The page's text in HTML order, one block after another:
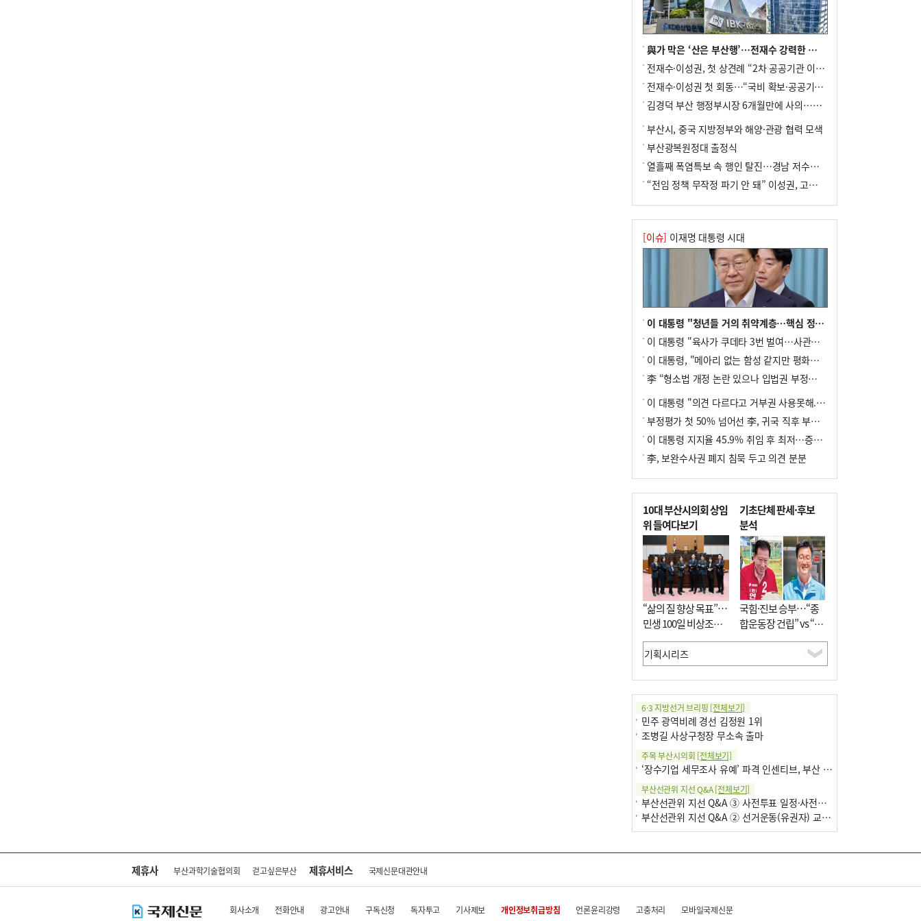
전주보다 3원 ↓
8
[속보] ‘심판 성접대’ 논란 축구협회 공식
사과…“현재는 부적절 행위 없어”
9
서울 중랑구서 흉기 난동…60대 남성 2명
사망
10 "올해 코스피 사이드카 43회 중 25회는 삼
與가 막은 ‘산은 부산행’…전재수 강력한 의지 표명 없인 공염불
전재수·이성권, 첫 상견례 “2차 공공기관 이전 초당 협력”(종합)
전재수·이성권 첫 회동…“국비 확보·공공기관 이전 협력”
김경덕 부산 행정부시장 6개월만에 사의…후임 인선 촉각
부산시, 중국 지방정부와 해양·관광 협력 모색
부산광복원정대 출정식
열흘째 폭염특보 속 행인 탈진…경남 저수율 평년의 절반
“전임 정책 무작정 파기 안 돼” 이성권, 고강도 ‘전재수 견제’ 예고
[이슈] 이재명 대통령 시대
이 대통령 "청년들 거의 취약계층…핵심 정책 재편""
이 대통령 "육사가 쿠데타 3번 벌여…사관학교 통합 신속히 추진"
이 대통령, "메아리 없는 함성 같지만 평화공존책 계속해야"
李 “형소법 개정 논란 있으나 입법권 부정할 만큼은 아냐”(종합)
이 대통령 "의견 다르다고 거부권 사용못해.. 입법권 부정할 상황이라 보기 어려워"
부정평가 첫 50% 넘어선 李, 귀국 직후 부동산·증시 점검(종합)
이 대통령 지지율 45.9% 취임 후 최저…증시 폭락·연임 개헌 논란 영향
李, 보완수사권 폐지 침묵 두고 의견 분분
10대 부산시의회 상임
위 들여다보기
“삶의 질 향상 목표”…
민생 100일 비상조치
면밀 심사
기초단체 판세·후보
분석
국힘·진보 승부…“종
합운동장 건립” vs “출
근 공공버스 도입”
6·3 지방선거 브리핑 [전체보기]
민주 광역비례 경선 김정원 1위
조병길 사상구청장 무소속 출마
주목 부산시의회 [전체보기]
‘장수기업 세무조사 유예’ 파격 인센티브, 부산 유출 막을까
부산선관위 지선 Q&A[전체보기]
부산선관위 지선 Q&A ③ 사전투표 일정·사전투표함 보관
부산선관위 지선 Q&A ② 선거운동(유권자) 교육감투표용지
제휴사 부산과학기술협의회 걷고싶은부산 제휴서비스 국제신문대관안내
회사소개 전화안내 광고안내 구독신청 독자투고 기사제보 개인정보취급방침 언론윤리강령 고충처리 모바일국제신문